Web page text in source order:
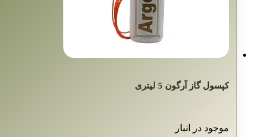
کپسول گاز آرگون 5 لیتری
موجود در انبار